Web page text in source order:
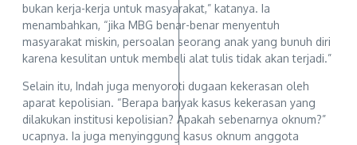
bukan kerja-kerja untuk masyarakat,” katanya. Ia
menambahkan, “jika MBG benar-benar menyentuh
masyarakat miskin, persoalan seorang anak yang bunuh diri
karena kesulitan untuk membeli alat tulis tidak akan terjadi.”
Selain itu, Indah juga menyoroti dugaan kekerasan oleh
aparat kepolisian. “Berapa banyak kasus kekerasan yang
dilakukan institusi kepolisian? Apakah sebenarnya oknum?”
ucapnya. Ia juga menyinggung kasus oknum anggota